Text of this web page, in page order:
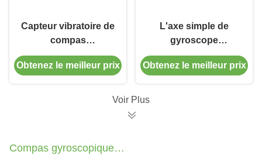
Capteur vibratoire de
compas
gyroscopique
d'accéléromètre de
Obtenez le meilleur prix
L'axe simple de
gyroscope
micromécanique de
quartz a produit le
Obtenez le meilleur prix
Voir Plus
Compas gyroscopique